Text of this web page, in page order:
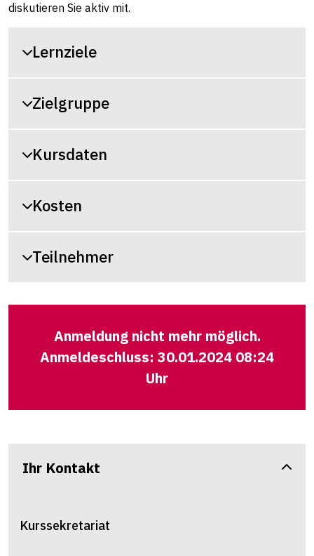
diskutieren Sie aktiv mit.
Lernziele
Zielgruppe
Kursdaten
Kosten
Teilnehmer
Anmeldung nicht mehr möglich.
Anmeldeschluss: 30.01.2024 08:24
Uhr
Ihr Kontakt
Kurssekretariat